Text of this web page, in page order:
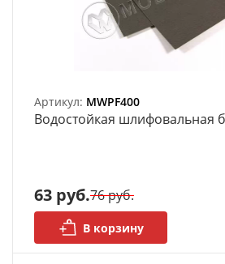
Артикул: MWPF400
Bодостойкая шлифовальная
63 руб.76 руб.
В корзину